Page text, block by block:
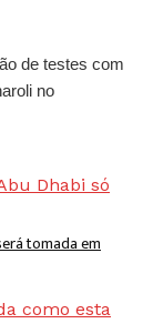
de testes com
no
tomada em